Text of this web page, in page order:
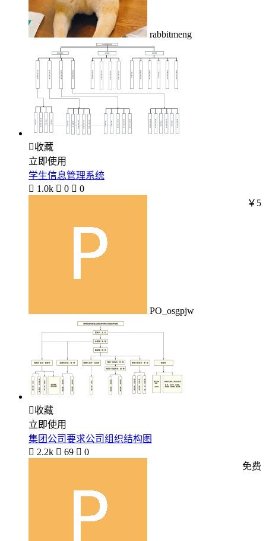
rabbitmeng
收藏
立即使用
学生信息管理系统
 1.0k  0  0
PO_osgpjw
￥5
收藏
立即使用
集团公司要求公司组织结构图
 2.2k  69  0
免费